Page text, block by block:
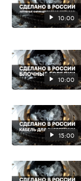
10:00
10:00
15:00